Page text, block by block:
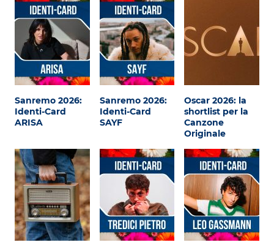
Radio Subasio Music Club
Sanremo 2026
News
Musica
Cultura
Costume
Extra
Eventi
Sanremo 2026:
Identi-Card
ARISA
Sanremo 2026:
Identi-Card
SAYF
Oscar 2026: la
shortlist per la
Canzone
Originale